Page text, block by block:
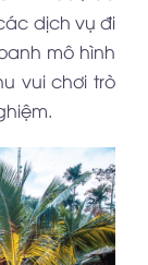
dịch vụ đi
mô hình
vui chơi trò